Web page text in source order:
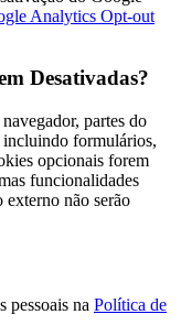
Analytics Opt-out
Desativadas?
partes do
incluindo formulários,
opcionais forem
funcionalidades
não serão
pessoais na Política de